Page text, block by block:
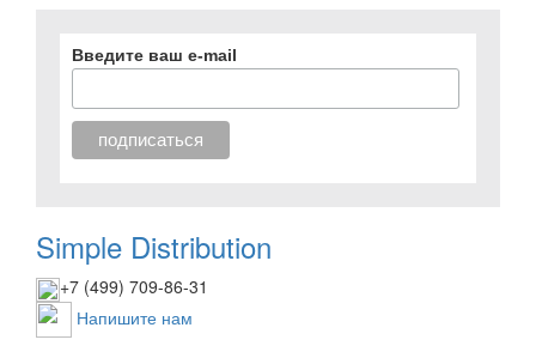
Введите ваш e-mail
Simple Distribution
+7 (499) 709-86-31
Напишите нам